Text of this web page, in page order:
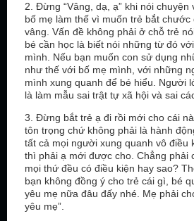
2. Đừng “Vâng, dạ, ạ” khi nói chuyện
bố mẹ làm thế vì muốn trẻ bắt chước
vâng. Vấn đề không phải ở chỗ trẻ
bé cần học là biết nói những từ đó
mình. Nếu bạn muốn con sử dụng
như thế với bố mẹ mình, với những
mình xung quanh để bé hiểu. Người
là làm mẫu sai trật tự xã hội và sai
3. Đừng bắt trẻ ạ đi rồi mới cho cái
tôn trọng chứ không phải là hành
tất cả mọi người xung quanh vô điều
thì phải ạ mới được cho. Chẳng phải
mọi thứ đều có điều kiện hay sao?
bạn không đồng ý cho trẻ cái gì, bé
yêu mẹ nữa đâu đấy nhé. Mẹ phải
yêu mẹ”.